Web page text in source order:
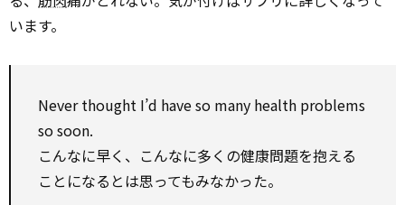
います。
Never thought I’d have so many health problems
so soon.
こんなに早く、こんなに多くの健康問題を抱える
ことになるとは思ってもみなかった。